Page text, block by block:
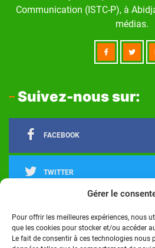
Gérer le
Pour offrir les meilleures expériences, nous
que les cookies pour stocker et/ou accéder
Le fait de consentir à ces technologies nous
Communication (ISTC-P), à
médias.
Suivez-nous sur:
FACEBOOK
TWITTER